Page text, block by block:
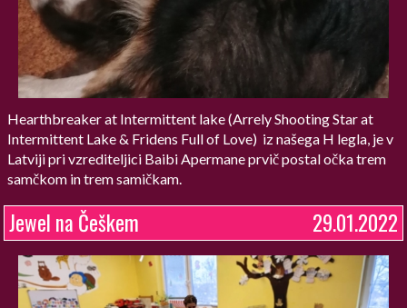
Hearthbreaker at Intermittent lake (Arrely Shooting Star at
Intermittent Lake & Fridens Full of Love) iz našega H legla, je v
Latviji pri vzrediteljici Baibi Apermane prvič postal očka trem
samčkom in trem samičkam.
Jewel na Češkem 29.01.2022